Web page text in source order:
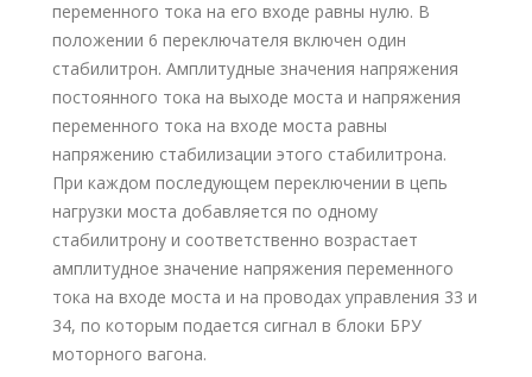
переменного тока на его входе равны нулю. В
положении 6 переключателя включен один
стабилитрон. Амплитудные значения напряжения
постоянного тока на выходе моста и напряжения
переменного тока на входе моста равны
напряжению стабилизации этого стабилитрона.
При каждом последующем переключении в цепь
нагрузки моста добавляется по одному
стабилитрону и соответственно возрастает
амплитудное значение напряжения переменного
тока на входе моста и на проводах управления 33 и
34, по которым подается сигнал в блоки БРУ
моторного вагона.